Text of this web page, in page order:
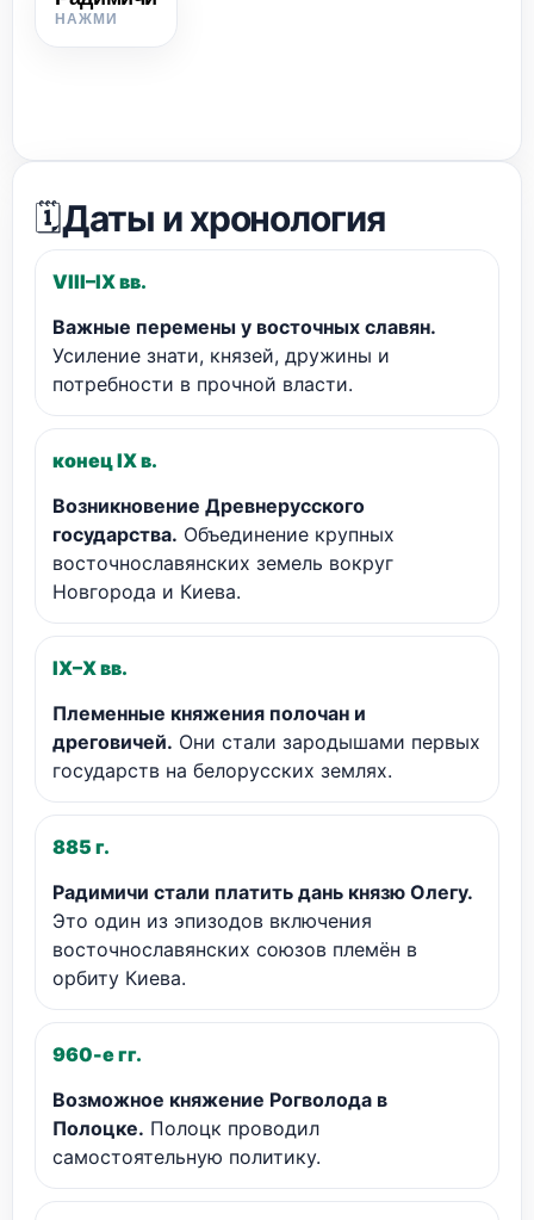
Восточнославянский союз племён, земли которого
🗓️Даты и хронология
VIII–IX вв.
Важные перемены у восточных славян.
Усиление знати, князей, дружины и
потребности в прочной власти.
конец IX в.
Возникновение Древнерусского
государства. Объединение крупных
восточнославянских земель вокруг
Новгорода и Киева.
IX–X вв.
Племенные княжения полочан и
дреговичей. Они стали зародышами первых
государств на белорусских землях.
885 г.
Радимичи стали платить дань князю Олегу.
Это один из эпизодов включения
восточнославянских союзов племён в
орбиту Киева.
960-е гг.
Возможное княжение Рогволода в
Полоцке. Полоцк проводил
самостоятельную политику.